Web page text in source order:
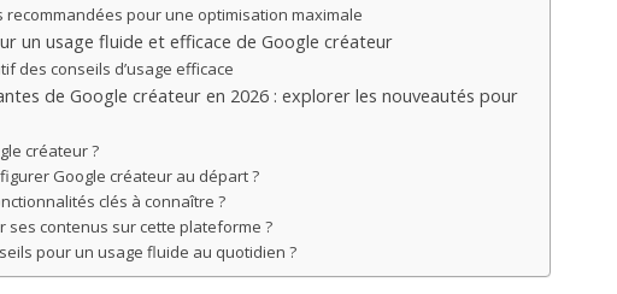
recommandées pour une optimisation maximale
un usage fluide et efficace de Google créateur
des conseils d’usage efficace
de Google créateur en 2026 : explorer les nouveautés pour
créateur ?
Google créateur au départ ?
clés à connaître ?
ses contenus sur cette plateforme ?
pour un usage fluide au quotidien ?